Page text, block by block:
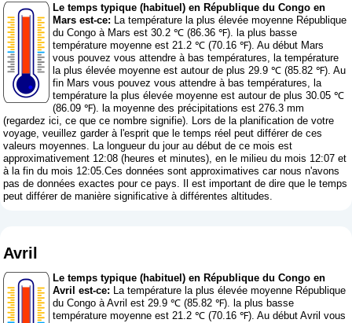
Le temps typique (habituel) en République du Congo en
Mars est-ce: La température la plus élevée moyenne République
du Congo à Mars est 30.2 ℃ (86.36 ℉). la plus basse
température moyenne est 21.2 ℃ (70.16 ℉). Au début Mars
vous pouvez vous attendre à bas températures, la température
la plus élevée moyenne est autour de plus 29.9 ℃ (85.82 ℉). Au
fin Mars vous pouvez vous attendre à bas températures, la
température la plus élevée moyenne est autour de plus 30.05 ℃
(86.09 ℉). la moyenne des précipitations est 276.3 mm
(regardez ici, ce que ce nombre signifie). Lors de la planification de votre
voyage, veuillez garder à l'esprit que le temps réel peut différer de ces
valeurs moyennes. La longueur du jour au début de ce mois est
approximativement 12:08 (heures et minutes), en le milieu du mois 12:07 et
à la fin du mois 12:05.Ces données sont approximatives car nous n'avons
pas de données exactes pour ce pays. Il est important de dire que le temps
peut différer de manière significative à différentes altitudes.
Avril
Le temps typique (habituel) en République du Congo en
Avril est-ce: La température la plus élevée moyenne République
du Congo à Avril est 29.9 ℃ (85.82 ℉). la plus basse
température moyenne est 21.2 ℃ (70.16 ℉). Au début Avril vous